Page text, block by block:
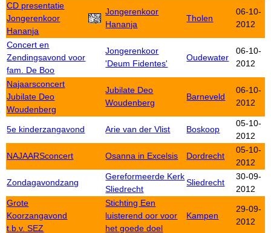
CD presentatie
Jongerenkoor
Hananja
Jongerenkoor
Hananja
Tholen
06-10-
2012
Concert en
Zendingsavond voor
fam. De Boo
Jongerenkoor
'Deum Fidentes'
Oudewater
06-10-
2012
Najaarsconcert
Jubilate Deo
Woudenberg
Jubilate Deo
Woudenberg
Barneveld
06-10-
2012
5e kinderzangavond Arie van der Vlist Boskoop
05-10-
2012
NAJAARSconcert Osanna in Excelsis Dordrecht
05-10-
2012
Zondagavondzang
Gereformeerde Kerk
Sliedrecht
Sliedrecht
30-09-
2012
Grote
Koorzangavond
t.b.v. SEZ
Stichting Een
luisterend oor voor
het goede doel
Kampen
29-09-
2012